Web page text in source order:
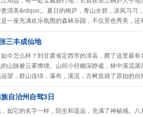
清美&rdquo;。夏日的桐庐，青山水碧，凉风习习
一座充满欢乐氛围的森林乐园，不仅景色秀美，还
三丰成仙地
今怎么样？到甘肃省定西市的漳县，爬了这里最
山脉被云雾缭绕。山间小径幽深静谧，林中溪流
望，群山连绵，瀑布，溪流，古树造就了原始的自
自治州自驾3日
如它的名字一样，陌生和遥远，充满了神秘感。